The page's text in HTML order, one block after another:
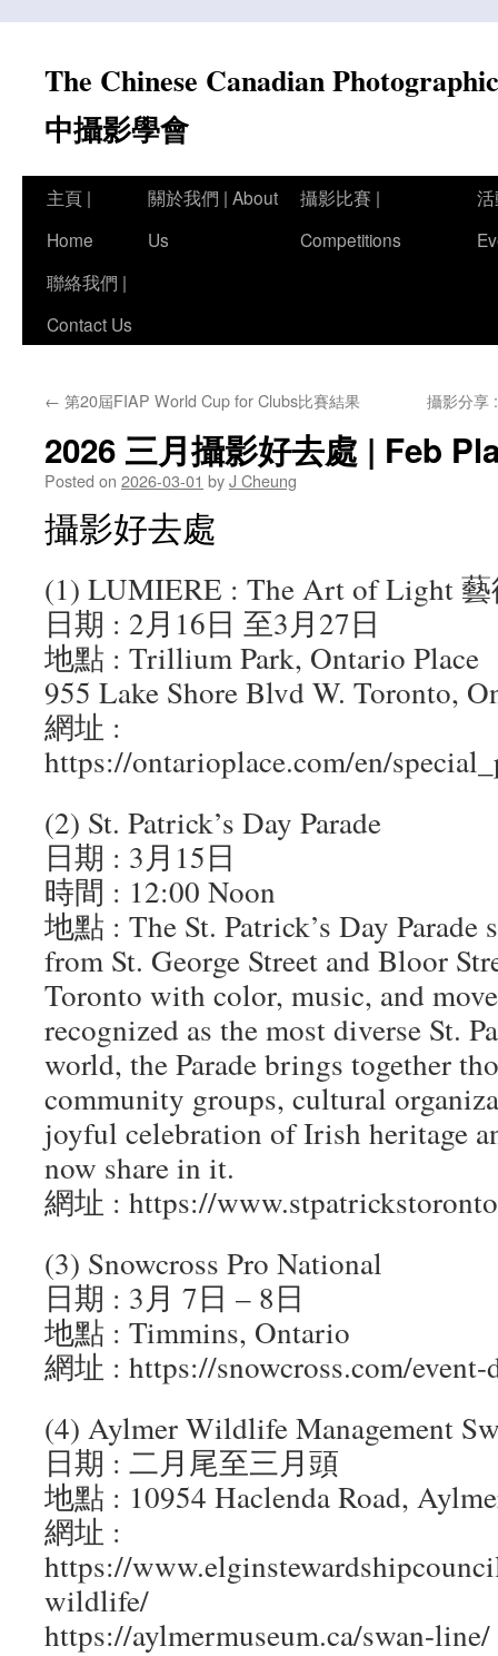
contentThe Chinese Canadian
中攝影學會
主頁 |
Home
關於我們 | About
Us
攝影比賽 |
Competitions
聯絡我們 |
Contact Us
← 第20屆FIAP World Cup for Clubs比賽結果 攝影分享
2026 三月攝影好去處 | Feb
Posted on 2026-03-01 byJ Cheung
攝影好去處
(1) LUMIERE : The Art of Light
日期 : 2月16日 至3月27日
地點 : Trillium Park, Ontario Place
955 Lake Shore Blvd W. Toronto,
網址 :
https://ontarioplace.com/en/
(2) St. Patrick’s Day Parade
日期 : 3月15日
時間 : 12:00 Noon
地點 : The St. Patrick’s Day Parade
from St. George Street and Bloor
Toronto with color, music, and
recognized as the most diverse St.
world, the Parade brings together
community groups, cultural
joyful celebration of Irish heritage
now share in it.
網址 : https://
(3) Snowcross Pro National
日期 : 3月 7日 – 8日
地點 : Timmins, Ontario
網址 : https://snowcross.com/
(4) Aylmer Wildlife Management
日期 : 二月尾至三月頭
地點 : 10954 Haclenda Road,
網址 :
https://
wildlife/
https://aylmermuseum.ca/swan-line/